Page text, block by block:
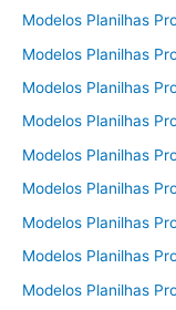
Modelos Planilhas
Modelos Planilhas
Modelos Planilhas
Modelos Planilhas
Modelos Planilhas
Modelos Planilhas
Modelos Planilhas
Modelos Planilhas
Modelos Planilhas